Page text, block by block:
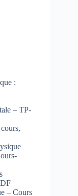
:
– TP-
– Cours